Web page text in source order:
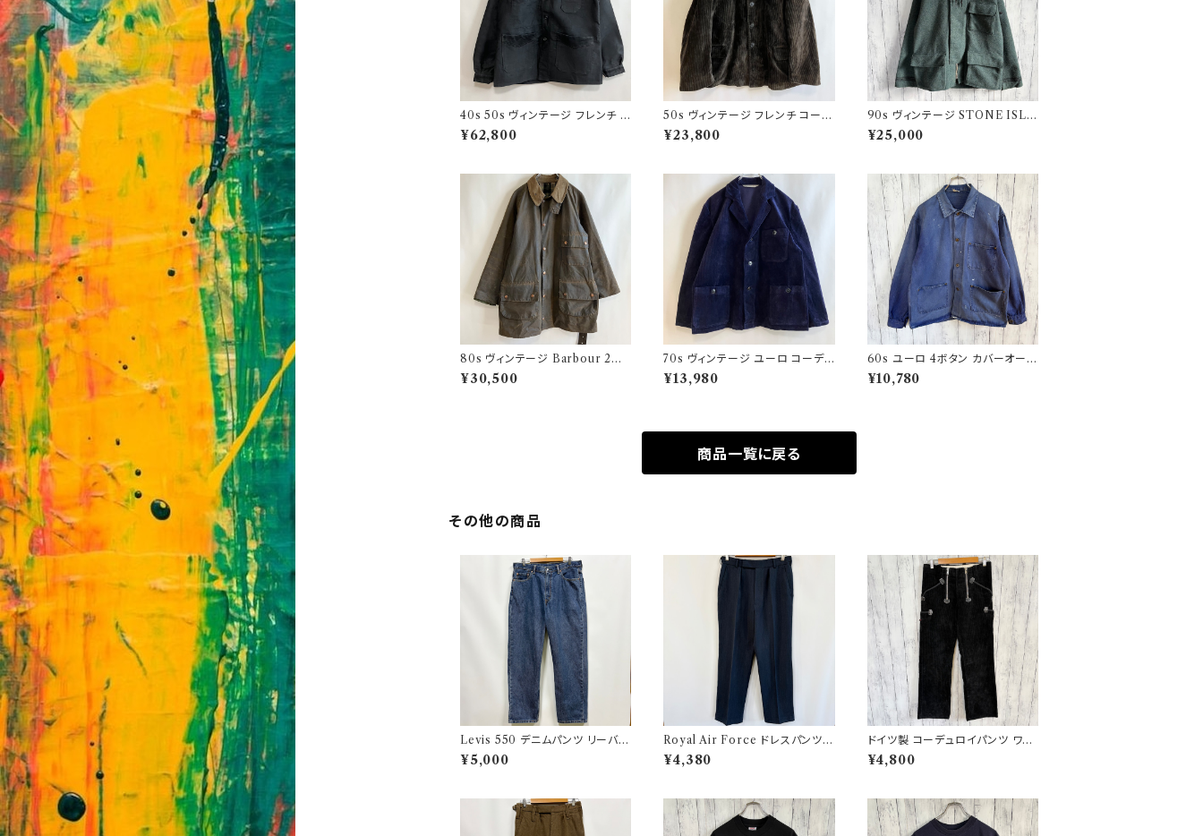
40s 50s ヴィンテージ フレンチ V
ポケ ブラックモールスキンジャケッ
ト カバーオール
¥62,800
50s ヴィンテージ フレンチ コーデ
ュロイジャケット ビンテージ ファ
ーマーズジャケット
¥23,800
90s ヴィンテージ STONE ISLA
ND ウールジャケット ストーンア
イランド グリーンエッジ
¥25,000
80s ヴィンテージ Barbour 2ワ
ラント ソルウェイジッパー Solway
Zipper オイルドジャケット
¥30,500
70s ヴィンテージ ユーロ コーデュ
ロイ セットアップ ビンテージ
¥13,980
60s ユーロ 4ボタン カバーオール
ワークジャケット 月桂樹ボタン ヴ
ィンテージ
¥10,780
商品一覧に戻る
その他の商品
Levis 550 デニムパンツ リーバイ
ス ワイドデニム 3
¥5,000
Royal Air Force ドレスパンツ
イギリス軍 スラックス ミリタリーパ
ンツ 8
¥4,380
ドイツ製 コーデュロイパンツ ワー
クパンツ ユーロワーク
¥4,800